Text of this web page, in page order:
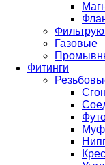
Газовые
Фитинги